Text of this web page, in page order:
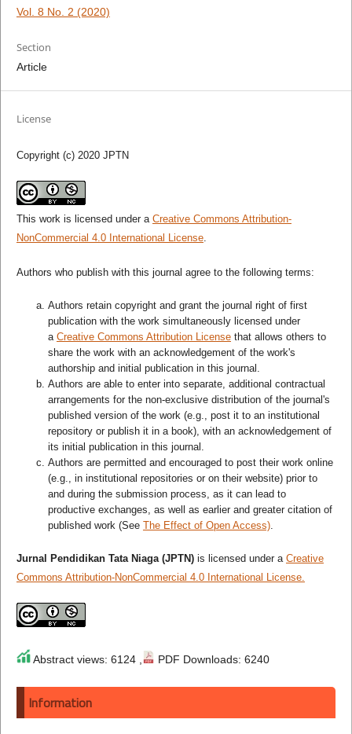
Vol. 8 No. 2 (2020)
Section
Article
License
Copyright (c) 2020 JPTN
This work is licensed under a Creative Commons Attribution-
NonCommercial 4.0 International License.
Authors who publish with this journal agree to the following terms:
Authors retain copyright and grant the journal right of first
publication with the work simultaneously licensed under
a Creative Commons Attribution Licensethat allows others to
share the work with an acknowledgement of the work's
authorship and initial publication in this journal.
Authors are able to enter into separate, additional contractual
arrangements for the non-exclusive distribution of the journal's
published version of the work (e.g., post it to an institutional
repository or publish it in a book), with an acknowledgement of
its initial publication in this journal.
Authors are permitted and encouraged to post their work online
(e.g., in institutional repositories or on their website) prior to
and during the submission process, as it can lead to
productive exchanges, as well as earlier and greater citation of
published work (See The Effect of Open Access).
Jurnal Pendidikan Tata Niaga (JPTN)is licensed under a Creative
Commons Attribution-NonCommercial 4.0 International License.
Abstract views: 6124 , PDF Downloads: 6240
Information